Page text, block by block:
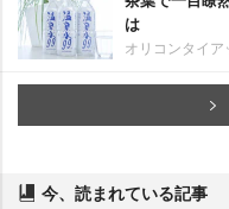
は
オリコンタイア
今、読まれている記事